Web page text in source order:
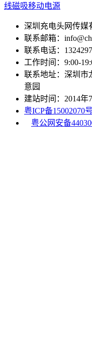
线磁吸移动电源
深圳充电头网传媒
联系邮箱：
联系电话：
工作时间：9:00-
联系地址：深圳市
意园
建站时间：2014年
粤ICP备15002070
粤公网安备